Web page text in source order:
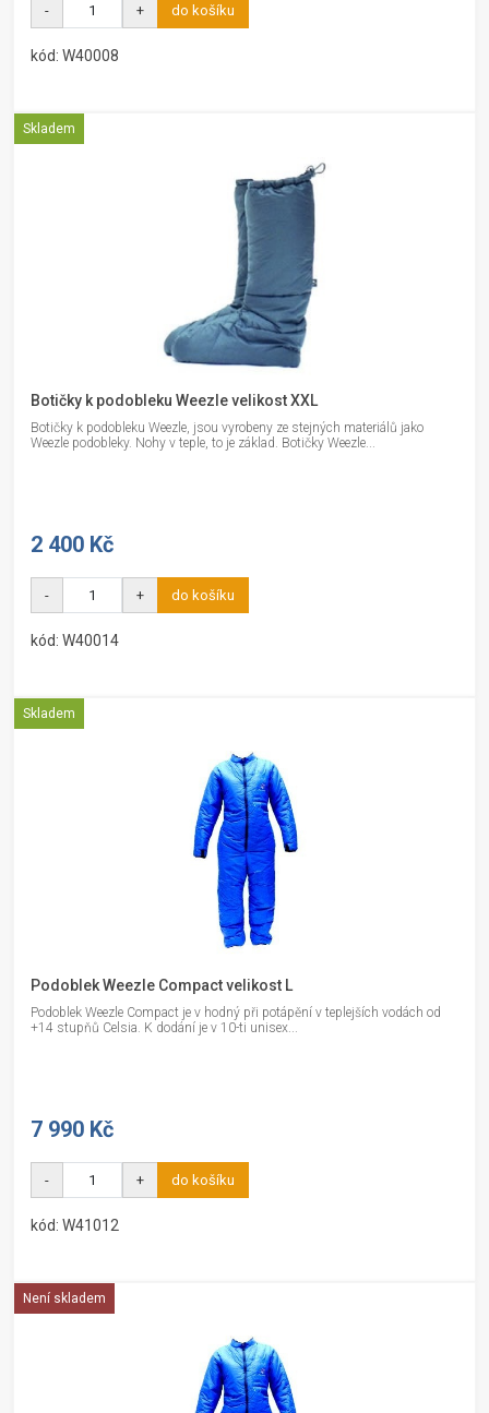
- + do košíku
kód: W40008
Skladem
Botičky k podobleku Weezle velikost XXL
Botičky k podobleku Weezle, jsou vyrobeny ze stejných materiálů jako
Weezle podobleky. Nohy v teple, to je základ. Botičky Weezle...
2 400 Kč
- + do košíku
kód: W40014
Skladem
Podoblek Weezle Compact velikost L
Podoblek Weezle Compact je v hodný při potápění v teplejších vodách od
+14 stupňů Celsia. K dodání je v 10-ti unisex...
7 990 Kč
- + do košíku
kód: W41012
Není skladem